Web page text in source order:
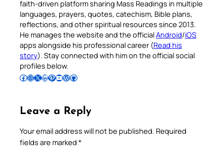
faith-driven platform sharing Mass Readings in multiple
languages, prayers, quotes, catechism, Bible plans,
reflections, and other spiritual resources since 2013.
He manages the website and the officialAndroid/iOS
apps alongside his professional career (Read his
story). Stay connected with him on the official social
profiles below.
Follow Pradeep on Facebook Follow Pradeep on InstagramFollow Pradeep on X Follow Pradeep on LinkedIn Follow Pradeep on Pinterest Subscribe to Pradeep’s Youtube Channel Follow Pradeep on WordPress Follow Pradeep on GitHub
Leave a Reply
Your email address will not be published. Required
fields are marked *